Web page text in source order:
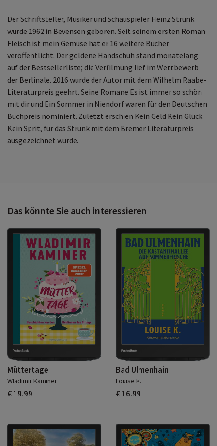
Der Schriftsteller, Musiker und Schauspieler Heinz Strunk
wurde 1962 in Bevensen geboren. Seit seinem ersten Roman
Fleisch ist mein Gemüse hat er 16 weitere Bücher
veröffentlicht. Der goldene Handschuh stand monatelang
auf der Bestsellerliste; die Verfilmung lief im Wettbewerb
der Berlinale. 2016 wurde der Autor mit dem Wilhelm Raabe-
Literaturpreis geehrt. Seine Romane Es ist immer so schön
mit dir und Ein Sommer in Niendorf waren für den Deutschen
Buchpreis nominiert. Zuletzt erschien Kein Geld Kein Glück
Kein Sprit, für das Strunk mit dem Bremer Literaturpreis
ausgezeichnet wurde.
Das könnte Sie auch interessieren
Müttertage
Wladimir Kaminer
€ 19.99
Bad Ulmenhain
Louise K.
€ 16.99